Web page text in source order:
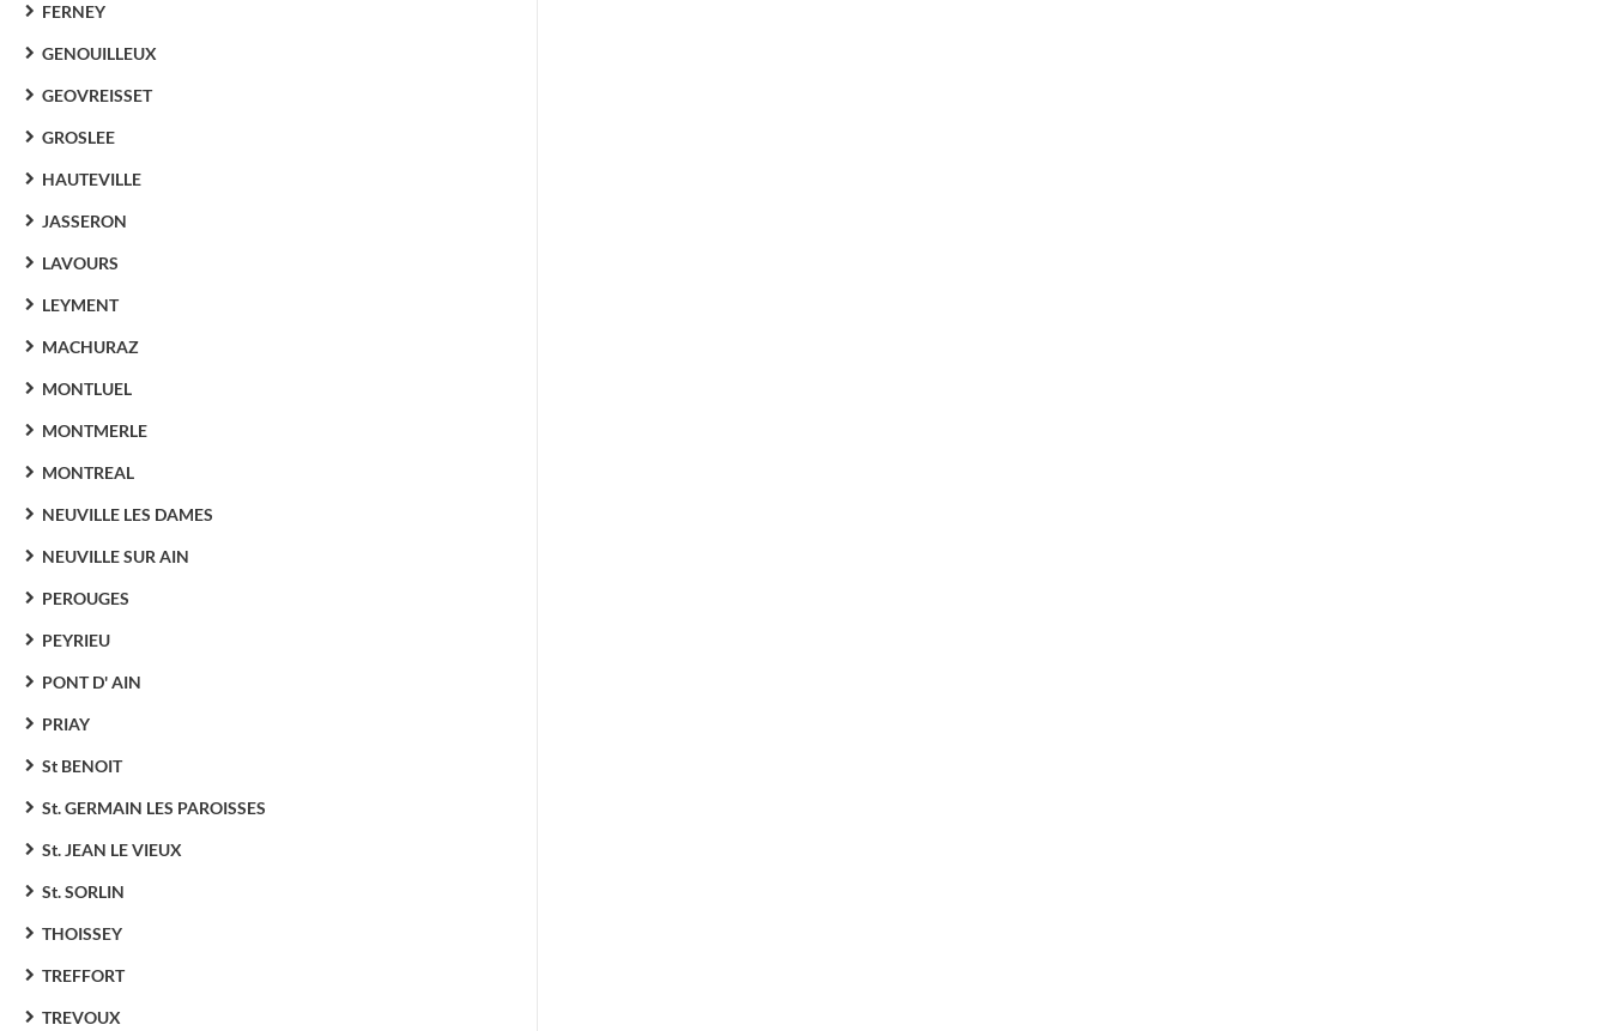
FERNEY
GENOUILLEUX
GEOVREISSET
GROSLEE
HAUTEVILLE
JASSERON
LAVOURS
LEYMENT
MACHURAZ
MONTLUEL
MONTMERLE
MONTREAL
NEUVILLE LES DAMES
NEUVILLE SUR AIN
PEROUGES
PEYRIEU
PONT D' AIN
PRIAY
St BENOIT
St. GERMAIN LES PAROISSES
St. JEAN LE VIEUX
St. SORLIN
THOISSEY
TREFFORT
TREVOUX